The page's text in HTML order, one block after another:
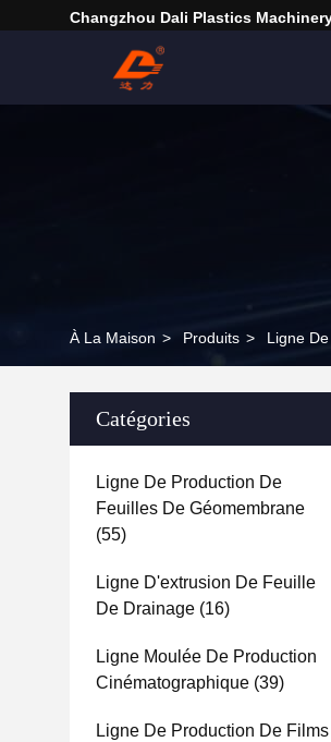
Changzhou Dali Plastics
À La Maison > Produits > Ligne
Catégories
Ligne De Production De
Feuilles De Géomembrane
(55)
Ligne D'extrusion De Feuille
De Drainage (16)
Ligne Moulée De Production
Cinématographique (39)
Ligne De Production De Films